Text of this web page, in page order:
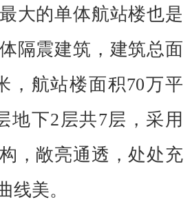
的单体航站楼也是
隔震建筑，建筑总面
，航站楼面积70万平
地下2层共7层，采用
，敞亮通透，处处充
线美。